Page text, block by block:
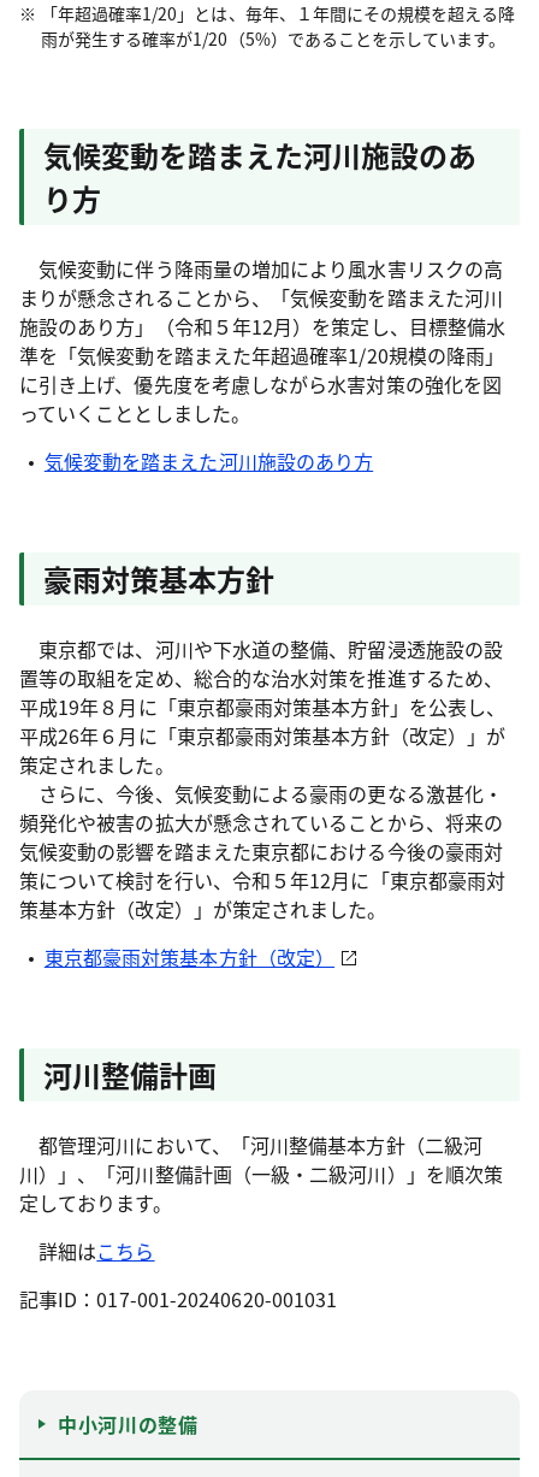
「年超過確率1/20」とは、毎年、１年間にその規模を超える降
雨が発生する確率が1/20（5%）であることを示しています。
気候変動を踏まえた河川施設のあ
り方
気候変動に伴う降雨量の増加により風水害リスクの高
まりが懸念されることから、「気候変動を踏まえた河川
施設のあり方」（令和５年12月）を策定し、目標整備水
準を「気候変動を踏まえた年超過確率1/20規模の降雨」
に引き上げ、優先度を考慮しながら水害対策の強化を図
っていくこととしました。
気候変動を踏まえた河川施設のあり方
豪雨対策基本方針
東京都では、河川や下水道の整備、貯留浸透施設の設
置等の取組を定め、総合的な治水対策を推進するため、
平成19年８月に「東京都豪雨対策基本方針」を公表し、
平成26年６月に「東京都豪雨対策基本方針（改定）」が
策定されました。
さらに、今後、気候変動による豪雨の更なる激甚化・
頻発化や被害の拡大が懸念されていることから、将来の
気候変動の影響を踏まえた東京都における今後の豪雨対
策について検討を行い、令和５年12月に「東京都豪雨対
策基本方針（改定）」が策定されました。
東京都豪雨対策基本方針（改定）
河川整備計画
都管理河川において、「河川整備基本方針（二級河
川）」、「河川整備計画（一級・二級河川）」を順次策
定しております。
詳細はこちら
記事ID：017-001-20240620-001031
中小河川の整備